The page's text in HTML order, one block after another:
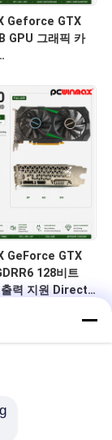
Geforce GTX
GPU 그래픽 카
메모리
GeForce GTX
128비트
출력 지원 DirectX